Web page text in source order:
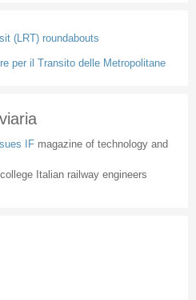
(LRT) roundabouts
per il Transito delle Metropolitane
IF magazine of technology and
Italian railway engineers